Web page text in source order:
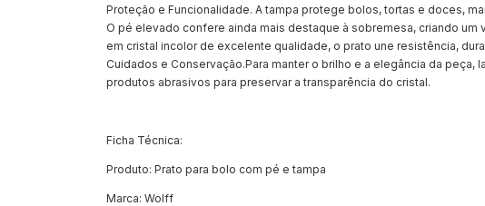
Proteção e Funcionalidade. A tampa protege bolos, tortas e doces,
O pé elevado confere ainda mais destaque à sobremesa, criando
em cristal incolor de excelente qualidade, o prato une resistência,
Cuidados e Conservação.Para manter o brilho e a elegância da
produtos abrasivos para preservar a transparência do cristal.
Ficha Técnica:
Produto: Prato para bolo com pé e tampa
Marca: Wolff